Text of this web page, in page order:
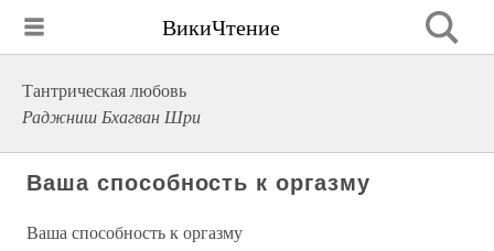
ВикиЧтение
Тантрическая любовь
Раджниш Бхагван Шри
Ваша способность к оргазму
Ваша способность к оргазму